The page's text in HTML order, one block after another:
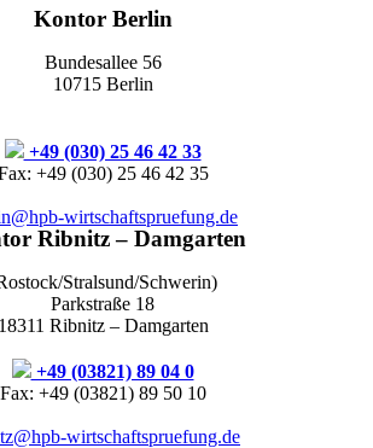
Kontor Berlin
Bundesallee 56
10715 Berlin
+49 (030) 25 46 42 33
+49 (030) 25 46 42 35
wirtschaftspruefung.de
Ribnitz – Damgarten
Stralsund/Schwerin)
Parkstraße 18
18311 Ribnitz – Damgarten
+49 (03821) 89 04 0
Fax: +49 (03821) 89 50 10
wirtschaftspruefung.de